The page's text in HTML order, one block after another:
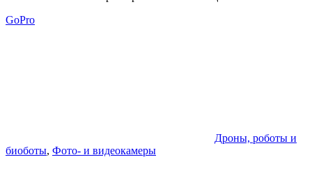
GoPro
Дроны, роботы и
биоботы, Фото- и видеокамеры